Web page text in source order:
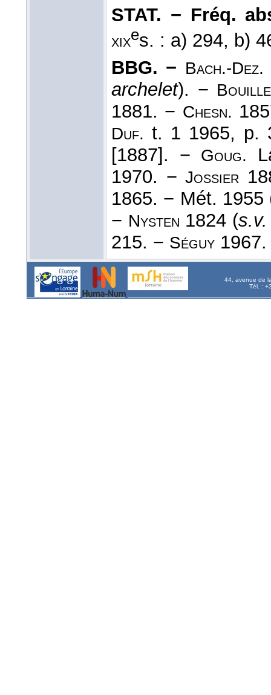
STAT. − Fréq.
xixes. : a) 294, b)
BBG. − Bach.-Dez.
archelet). −
1881. − Chesn.
Duf. t. 1 1965, p.
[1887]. − Goug.
1970. −Jossier
1865. − Mét. 1955
− Nysten 1824 (
215. − Séguy 1967.
44, avenue de
Tél. :